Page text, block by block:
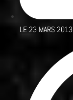
LE23 MARS 2013